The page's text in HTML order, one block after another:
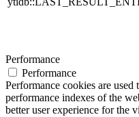
Performance
Performance
Performance cookies are
performance indexes of the
better user experience for the